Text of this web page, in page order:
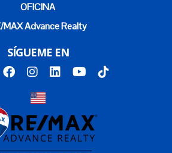
de EE. UU. que más
en junio
Iowa
OFICINA
MAX Advance Realty
SÍGUEME EN